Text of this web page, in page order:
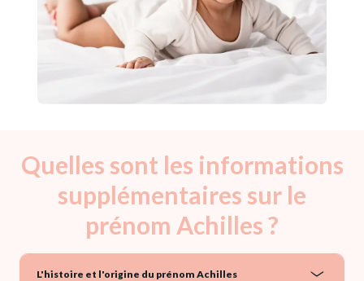
Quelles sont les informations
supplémentaires sur le
prénom Achilles ?
L'histoire et l'origine du prénom Achilles